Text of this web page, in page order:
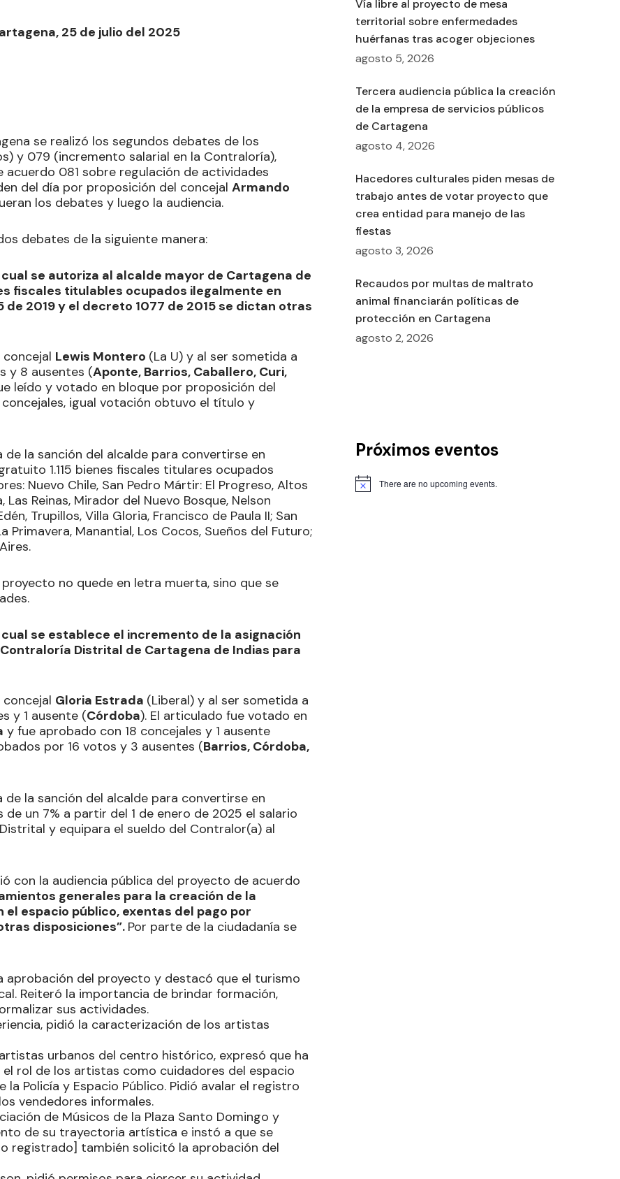
25 de julio del 2025
se realizó los segundos debates de los
y 079 (incremento salarial en la Contraloría),
081 sobre regulación de actividades
del día por proposición del concejal Armando
los debates y luego la audiencia.
debates de la siguiente manera:
se autoriza al alcalde mayor de Cartagena de
fiscales titulables ocupados ilegalmente en
2019 y el decreto 1077 de 2015 se dictan otras
Lewis Montero (La U) y al ser sometida a
y 8 ausentes (Aponte, Barrios, Caballero, Curi,
leído y votado en bloque por proposición del
igual votación obtuvo el título y
la sanción del alcalde para convertirse en
1.115 bienes fiscales titulares ocupados
Nuevo Chile, San Pedro Mártir: El Progreso, Altos
Reinas, Mirador del Nuevo Bosque, Nelson
Trupillos, Villa Gloria, Francisco de Paula II; San
Primavera, Manantial, Los Cocos, Sueños del Futuro;
no quede en letra muerta, sino que se
se establece el incremento de la asignación
Distrital de Cartagena de Indias para
Gloria Estrada (Liberal) y al ser sometida a
y 1 ausente (Córdoba). El articulado fue votado en
y fue aprobado con 18 concejales y 1 ausente
por 16 votos y 3 ausentes (Barrios, Córdoba,
la sanción del alcalde para convertirse en
un 7% a partir del 1 de enero de 2025 el salario
y equipara el sueldo del Contralor(a) al
con la audiencia pública del proyecto de acuerdo
generales para la creación de la
espacio público, exentas del pago por
disposiciones”. Por parte de la ciudadanía se
aprobación del proyecto y destacó que el turismo
Reiteró la importancia de brindar formación,
sus actividades.
pidió la caracterización de los artistas
urbanos del centro histórico, expresó que ha
rol de los artistas como cuidadores del espacio
Policía y Espacio Público. Pidió avalar el registro
vendedores informales.
de Músicos de la Plaza Santo Domingo y
de su trayectoria artística e instó a que se
registrado] también solicitó la aprobación del
Vía libre al proyecto de mesa
territorial sobre enfermedades
huérfanas tras acoger objeciones
agosto 5, 2026
Tercera audiencia pública la creación
de la empresa de servicios públicos
de Cartagena
agosto 4, 2026
Hacedores culturales piden mesas de
trabajo antes de votar proyecto que
crea entidad para manejo de las
fiestas
agosto 3, 2026
Recaudos por multas de maltrato
animal financiarán políticas de
protección en Cartagena
agosto 2, 2026
Próximos eventos
There are no upcoming events.